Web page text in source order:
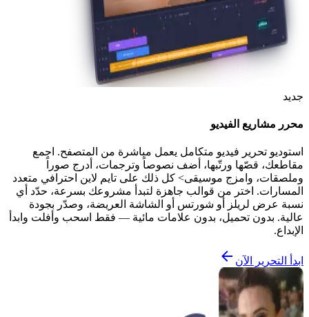
جديد
محرر مشاريع الفيديو
استوديو تحرير فيديو متكامل يعمل مباشرة من المتصفح. اجمع
مقاطعك، قصّها ورتّبها، أضف نصوصاً وترجمات، أدرج صوراً
وملصقات، وامزج موسيقى> كل ذلك على تايم لاين احترافي متعدد
المسارات. اختر من قوالب جاهزة لتبدأ مشروعك بسرعة، حدّد أي
نسبة عرض لريلز أو شورتس أو الشاشة العريضة، وصدّر بجودة
عالية. بدون تحميل، بدون علامات مائية — فقط اسحب وأفلت وابدأ
الإبداع.
ابدأ التحرير الآن